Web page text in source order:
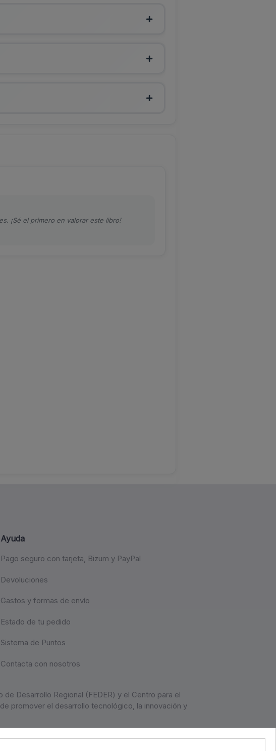
¡Sé el primero en valorar este libro!
Ayuda
Pago seguro con tarjeta, Bizum y PayPal
Devoluciones
Gastos y formas de envío
Estado de tu pedido
Sistema de Puntos
Contacta con nosotros
Desarrollo Regional (FEDER) y el Centro para el
promover el desarrollo tecnológico, la innovación y